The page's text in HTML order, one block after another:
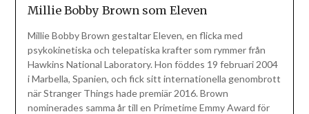
Millie Bobby Brown som Eleven
Millie Bobby Brown gestaltar Eleven, en flicka med
psykokinetiska och telepatiska krafter som rymmer från
Hawkins National Laboratory. Hon föddes 19 februari 2004
i Marbella, Spanien, och fick sitt internationella genombrott
när Stranger Things hade premiär 2016. Brown
nominerades samma år till en Primetime Emmy Award för